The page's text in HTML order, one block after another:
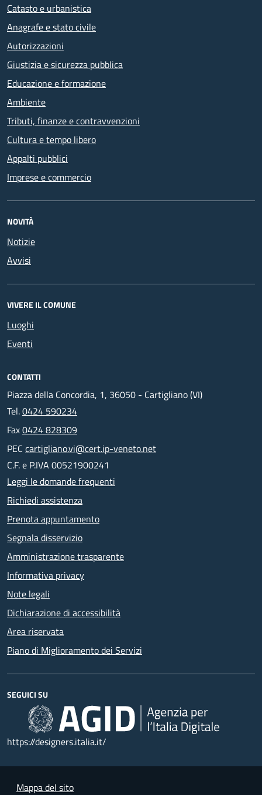
Catasto e urbanistica
Anagrafe e stato civile
Autorizzazioni
Giustizia e sicurezza pubblica
Educazione e formazione
Ambiente
Tributi, finanze e contravvenzioni
Cultura e tempo libero
Appalti pubblici
Imprese e commercio
NOVITÀ
Notizie
Avvisi
VIVERE IL COMUNE
Luoghi
Eventi
CONTATTI
Piazza della Concordia, 1, 36050 - Cartigliano (VI)
Tel.0424 590234
Fax0424 828309
PEC cartigliano.vi@cert.ip-veneto.net
C.F. e P.IVA 00521900241
Leggi le domande frequenti
Richiedi assistenza
Prenota appuntamento
Segnala disservizio
Amministrazione trasparente
Informativa privacy
Note legali
Dichiarazione di accessibilità
Area riservata
Piano di Miglioramento dei Servizi
SEGUICI SU
https://designers.italia.it/
Mappa del sito